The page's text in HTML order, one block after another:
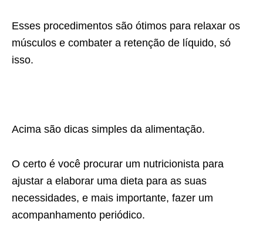
Esses procedimentos são ótimos para relaxar os
músculos e combater a retenção de líquido, só
isso.
Acima são dicas simples da alimentação.
O certo é você procurar um nutricionista para
ajustar a elaborar uma dieta para as suas
necessidades, e mais importante, fazer um
acompanhamento periódico.